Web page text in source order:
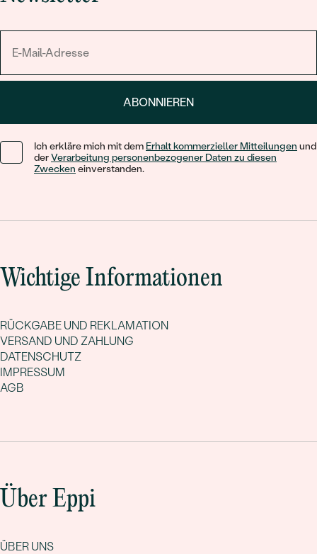
ABONNIEREN
Ich erkläre mich mit dem Erhalt kommerzieller Mitteilungen und
derVerarbeitung personenbezogener Daten zu diesen
Zwecken einverstanden.
Wichtige Informationen
RÜCKGABE UND REKLAMATION
VERSAND UND ZAHLUNG
DATENSCHUTZ
IMPRESSUM
AGB
Über Eppi
ÜBER UNS